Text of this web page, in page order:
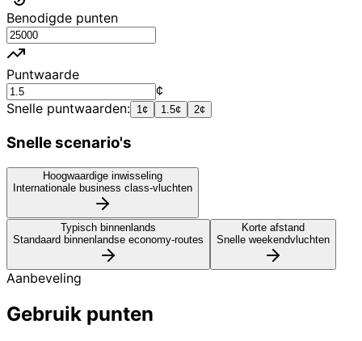
Benodigde punten
Puntwaarde
¢
Snelle puntwaarden: 1¢ 1.5¢ 2¢
Snelle scenario's
Hoogwaardige inwisseling
Internationale business class-vluchten
Typisch binnenlands
Standaard binnenlandse economy-routes
Korte afstand
Snelle weekendvluchten
Aanbeveling
Gebruik punten